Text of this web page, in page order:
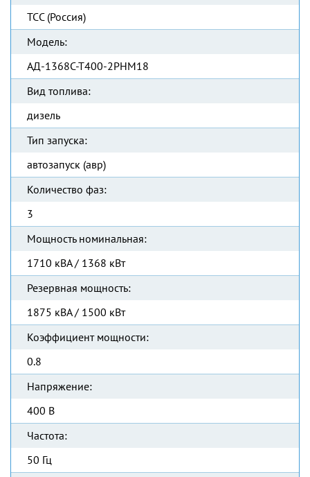
ТСС (Россия)
Модель:
АД-1368С-Т400-2РНМ18
Вид топлива:
дизель
Тип запуска:
автозапуск (авр)
Количество фаз:
3
Мощность номинальная:
1710 кВА / 1368 кВт
Резервная мощность:
1875 кВА / 1500 кВт
Коэффициент мощности:
0.8
Напряжение:
400 В
Частота:
50 Гц